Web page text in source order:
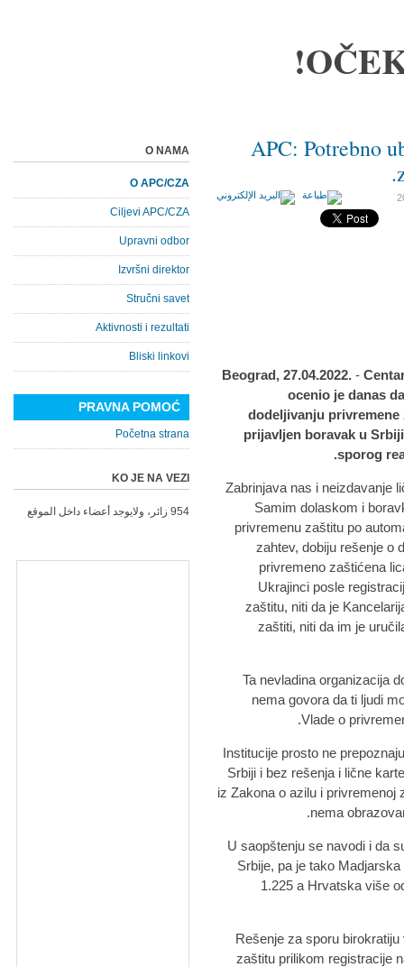
APC: Potrebno
Beograd, 27.04.2022.-
ocenio je danas
dodeljivanju
prijavljen boravak u
sporog
"Zabrinjava nas i neizdavanje
Samim dolaskom i
privremenu zaštitu po
zahtev, dobiju rešenje o
privremeno zaštićena
Ukrajinci posle
zaštitu, niti da je
zaštiti, niti da im je
Ta nevladina organizacija
nema govora da ti ljudi
Vlade o
"Institucije prosto ne
Srbiji i bez rešenja i lične
iz Zakona o azilu i privremenoj
nema
U saopštenju se navodi i da
Srbije, pa je tako
1.225 a Hrvatska više
"Rešenje za sporu
zaštitu prilikom registracije
O NAMA
O APC/CZA
Ciljevi APC/CZA
Upravni odbor
Izvršni direktor
Stručni savet
Aktivnosti i rezultati
Bliski linkovi
PRAVNA POMOĆ
Početna strana
KO JE NA VEZI
954 زائر، ولايوجد أعضاء داخل الموقع